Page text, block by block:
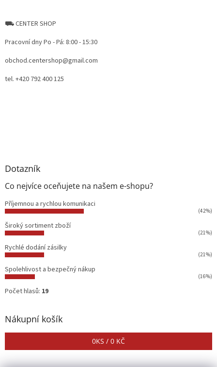
⛟ CENTER SHOP
Pracovní dny Po - Pá: 8:00 - 15:30
obchod.centershop@gmail.com
tel. +420 792 400 125
Dotazník
Co nejvíce oceňujete na našem e-shopu?
Příjemnou a rychlou komunikaci
(42%)
Široký sortiment zboží
(21%)
Rychlé dodání zásilky
(21%)
Spolehlivost a bezpečný nákup
(16%)
Počet hlasů: 19
Nákupní košík
0KS / 0 KČ